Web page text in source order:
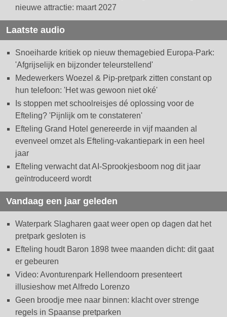
nieuwe attractie: maart 2027
Laatste audio
Snoeiharde kritiek op nieuw themagebied Europa-Park:
'Afgrijselijk en bijzonder teleurstellend'
Medewerkers Woezel & Pip-pretpark zitten constant op
hun telefoon: 'Het was gewoon niet oké'
Is stoppen met schoolreisjes dé oplossing voor de
Efteling? 'Pijnlijk om te constateren'
Efteling Grand Hotel genereerde in vijf maanden al
evenveel omzet als Efteling-vakantiepark in een heel
jaar
Efteling verwacht dat AI-Sprookjesboom nog dit jaar
geïntroduceerd wordt
Vandaag een jaar geleden
Waterpark Slagharen gaat weer open op dagen dat het
pretpark gesloten is
Efteling houdt Baron 1898 twee maanden dicht: dit gaat
er gebeuren
Video: Avonturenpark Hellendoorn presenteert
illusieshow met Alfredo Lorenzo
Geen broodje mee naar binnen: klacht over strenge
regels in Spaanse pretparken